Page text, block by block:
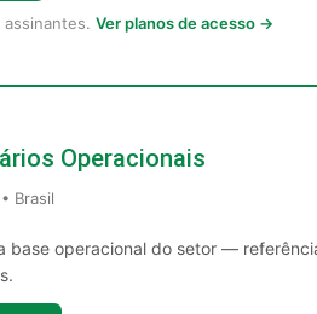
Ver planos de acesso →
Operacionais
Brasil
base operacional do setor —